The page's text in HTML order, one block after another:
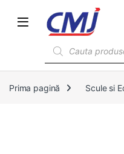
Prima pagină Scule si